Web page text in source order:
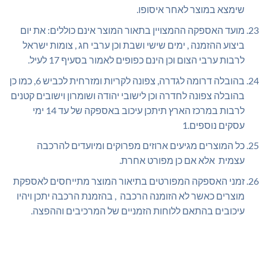
שימצא במוצר לאחר איסופו.
מועד האספקה ההמצויין בתאור המוצר אינם כוללים: את יום
ביצוע ההזמנה , ימים שישי ושבת וכן ערבי חג , צומות ישראל
לרבות ערבי הצום וכן הינם כפופים לאמור בסעיף 17 לעיל.
בהובלה דרומה לגדרה, צפונה לקריות ומזרחית לכביש 6, כמו כן
בהובלה צפונה לחדרה וכן לישובי יהודה ושומרון וישובים קטנים
לרבות במרכז הארץ תיתכן עיכוב באספקה של עד 14 ימי
עסקים נוספים.1
כל המוצרים מגיעים ארוזים מפרוקים ומיועדים להרכבה
עצמית אלא אם כן מפורט אחרת.
זמני האספקה המפורטים בתיאור המוצר מתייחסים לאספקת
מוצרים כאשר לא הזומנה הרכבה , בהזמנת הרכבה יתכן ויהיו
עיכובים בהתאם ללוחות הזמניים של המרכיבים וההפצה.